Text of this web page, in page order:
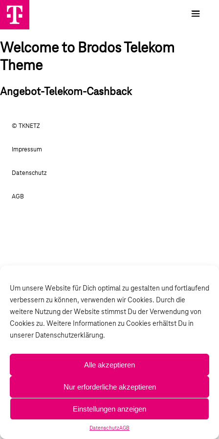
Um unsere Website für Dich optimal zu gestalten und fortlaufend
verbessern zu können, verwenden wir Cookies. Durch die
weitere Nutzung der Website stimmst Du der Verwendung von
Cookies zu. Weitere Informationen zu Cookies erhältst Du in
unserer Datenschutzerklärung.
Alle akzeptieren
Nur erforderliche akzeptieren
Einstellungen anzeigen
DatenschutzAGB
Welcome to Brodos Telekom
Theme
Angebot-Telekom-Cashback
© TKNETZ
Impressum
Datenschutz
AGB